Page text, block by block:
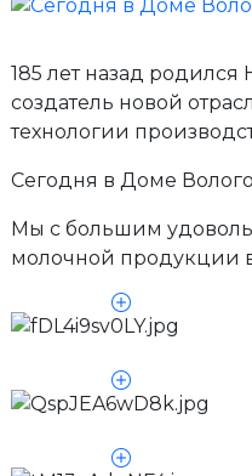
185 лет назад
создатель новой
технологии
Сегодня в Доме
Мы с большим
молочной продукции в